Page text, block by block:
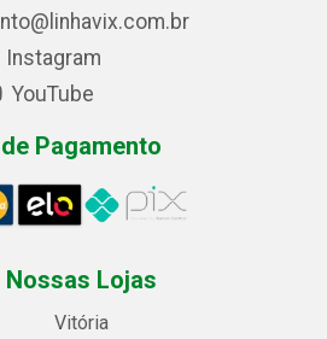
Instagram
YouTube
Pagamento
Nossas Lojas
Vitória